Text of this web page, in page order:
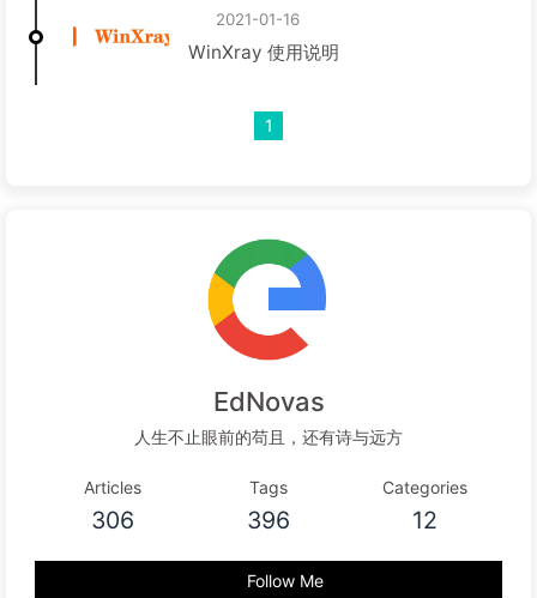
2021-01-16
WinXray 使用说明
1
EdNovas
人生不止眼前的苟且，还有诗与远方
Articles
306
Tags
396
Categories
12
Follow Me